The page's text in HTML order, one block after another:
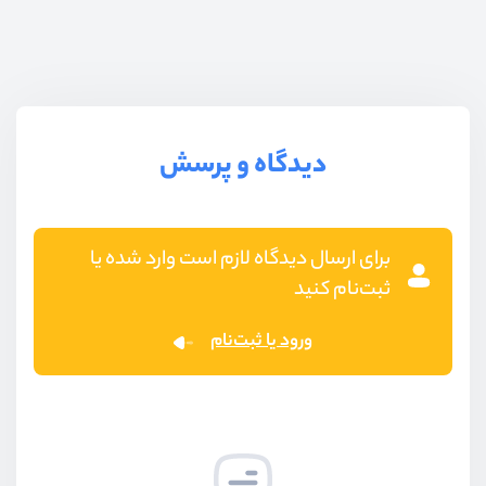
کامل یادگرفته باشید و با آن کار کرده باشید. دلیل این
موضوع کاملا واضح است همانطور که در بالا به آن اشاره
کردیمVue.jsیک کتابخانه جاوااسکریپتی محسوب
می‌شود که بدون داشتن دانش کافی از جاوااسکریپت عملا
اگر جاوااسکریپت را هنوز یاد نگرفته‌اید پیشنهاد می‌کنیم
دیدگاه و پرسش
برای ارسال دیدگاه لازم است وارد شده یا
ثبت‌نام کنید
ورود یا ثبت‌نام